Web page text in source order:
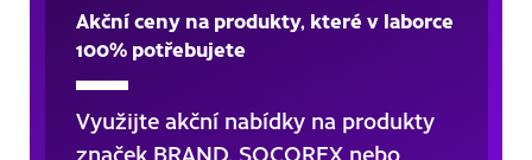
Akční ceny na produkty, které v laborce
100% potřebujete
Využijte akční nabídky na produkty
značek BRAND, SOCOREX nebo